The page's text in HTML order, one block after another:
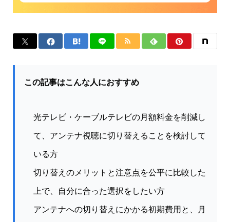
この記事はこんな人におすすめ
光テレビ・ケーブルテレビの月額料金を削減し
て、アンテナ視聴に切り替えることを検討して
いる方
切り替えのメリットと注意点を公平に比較した
上で、自分に合った選択をしたい方
アンテナへの切り替えにかかる初期費用と、月